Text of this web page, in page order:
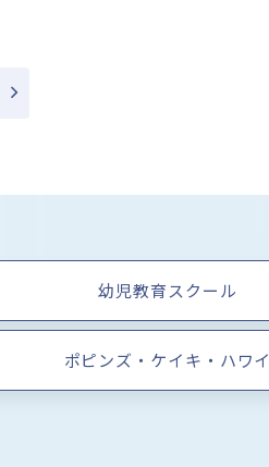
幼児教育スクール
ポピンズ・ケイキ・ハワイ